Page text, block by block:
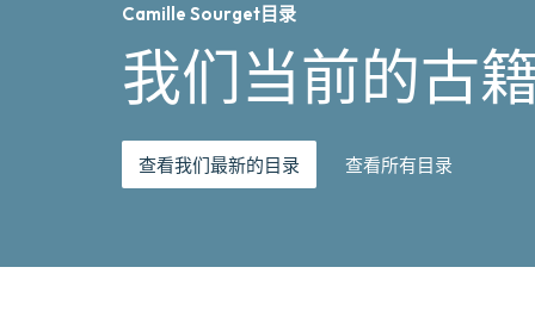
Camille Sourget目录
我们当前的古
查看我们最新的目录 查看所有目录